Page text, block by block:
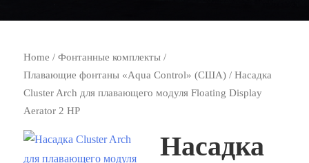
Home /Фонтанные комплекты /
Плавающие фонтаны «Aqua Control» (США) / Насадка
Cluster Arch для плавающего модуля Floating Display
Aerator 2 HP
Насадка